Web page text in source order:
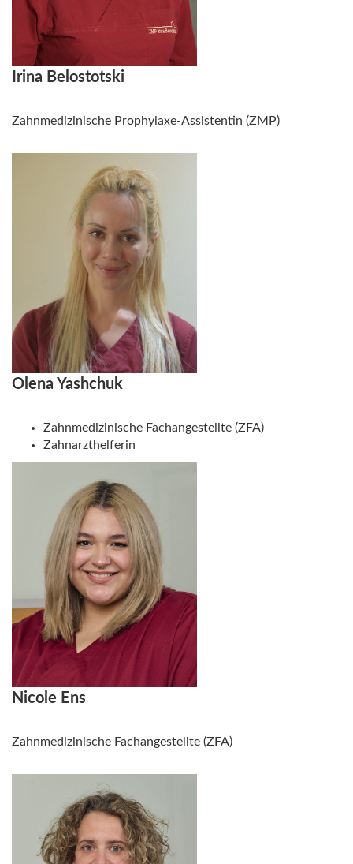
Irina Belostotski
Zahnmedizinische Prophylaxe-Assistentin (ZMP)
Olena Yashchuk
Zahnmedizinische Fachangestellte (ZFA)
Zahnarzthelferin
Nicole Ens
Zahnmedizinische Fachangestellte (ZFA)